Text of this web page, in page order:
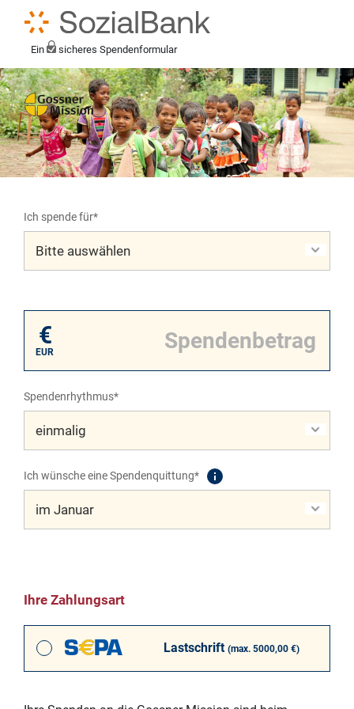
Ein sicheres Spendenformular
Ich spende für*
€
EUR
Spendenrhythmus*
Ich wünsche eine Spendenquittung*
Ihre Zahlungsart
Lastschrift (max. 5000,00 €)